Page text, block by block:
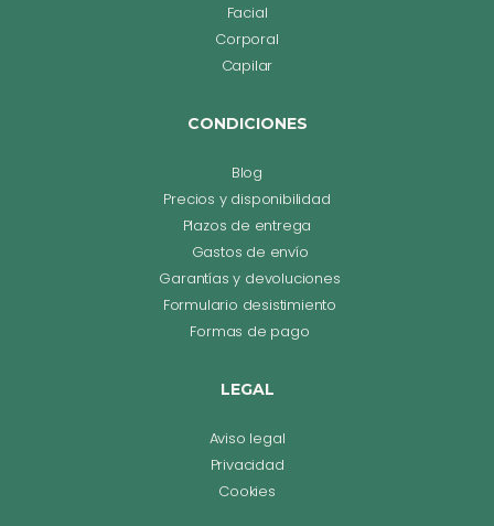
Facial
Corporal
Capilar
CONDICIONES
Blog
Precios y disponibilidad
Plazos de entrega
Gastos de envío
Garantías y devoluciones
Formulario desistimiento
Formas de pago
LEGAL
Aviso legal
Privacidad
Cookies